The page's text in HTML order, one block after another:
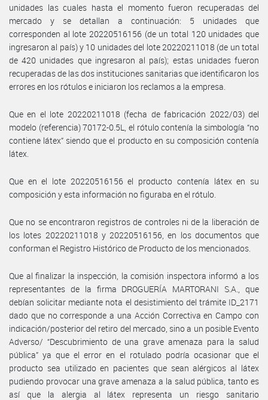
unidades las cuales hasta el momento fueron recuperadas del
mercado y se detallan a continuación: 5 unidades que
corresponden al lote 20220516156 (de un total 120 unidades que
ingresaron al país) y 10 unidades del lote 20220211018 (de un total
de 420 unidades que ingresaron al país); estas unidades fueron
recuperadas de las dos instituciones sanitarias que identificaron los
errores en los rótulos e iniciaron los reclamos a la empresa.
Que en el lote 20220211018 (fecha de fabricación 2022/03) del
modelo (referencia) 70172-0.5L, el rótulo contenía la simbología “no
contiene látex” siendo que el producto en su composición contenía
látex.
Que en el lote 20220516156 el producto contenía látex en su
composición y esta información no figuraba en el rótulo.
Que no se encontraron registros de controles ni de la liberación de
los lotes 20220211018 y 20220516156, en los documentos que
conforman el Registro Histórico de Producto de los mencionados.
Que al finalizar la inspección, la comisión inspectora informó a los
representantes de la firma DROGUERÍA MARTORANI S.A., que
debían solicitar mediante nota el desistimiento del trámite ID_2171
dado que no corresponde a una Acción Correctiva en Campo con
indicación/posterior del retiro del mercado, sino a un posible Evento
Adverso/ “Descubrimiento de una grave amenaza para la salud
pública” ya que el error en el rotulado podría ocasionar que el
producto sea utilizado en pacientes que sean alérgicos al látex
pudiendo provocar una grave amenaza a la salud pública, tanto es
así que la alergia al látex representa un riesgo sanitario